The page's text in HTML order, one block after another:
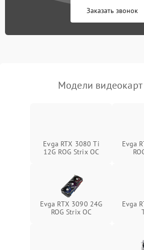
Программные сбои
Заказать звонок
Модели видеокарт
Evga RTX 3080 Ti
12G ROG Strix OC
Evga
Evga RTX 3090 24G
ROG Strix OC
Evga